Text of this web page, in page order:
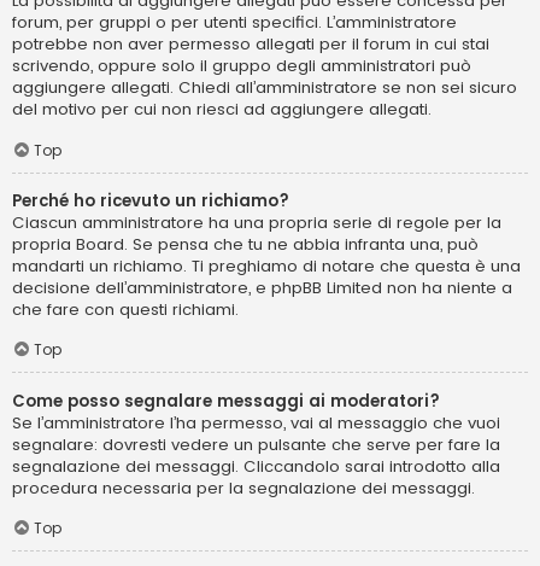
forum, per gruppi o per utenti specifici. L’amministratore
potrebbe non aver permesso allegati per il forum in cui stai
scrivendo, oppure solo il gruppo degli amministratori può
aggiungere allegati. Chiedi all’amministratore se non sei sicuro
del motivo per cui non riesci ad aggiungere allegati.
Top
Perché ho ricevuto un richiamo?
Ciascun amministratore ha una propria serie di regole per la
propria Board. Se pensa che tu ne abbia infranta una, può
mandarti un richiamo. Ti preghiamo di notare che questa è una
decisione dell’amministratore, e phpBB Limited non ha niente a
che fare con questi richiami.
Top
Come posso segnalare messaggi ai moderatori?
Se l’amministratore l’ha permesso, vai al messaggio che vuoi
segnalare: dovresti vedere un pulsante che serve per fare la
segnalazione dei messaggi. Cliccandolo sarai introdotto alla
procedura necessaria per la segnalazione dei messaggi.
Top